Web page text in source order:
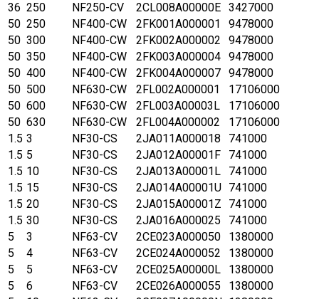
36 250 NF250-CV 2CL008A00000E 3427000
50 250 NF400-CW 2FK001A000001
9478000
50 300 NF400-CW 2FK002A000002
9478000
50 350 NF400-CW 2FK003A000004 9478000
50 400 NF400-CW 2FK004A000007 9478000
50 500 NF630-CW 2FL002A000001
17106000
50 600 NF630-CW 2FL003A00003L
17106000
50 630 NF630-CW 2FL004A000002
17106000
1.5 3 NF30-CS 2JA011A000018
741000
1.5 5 NF30-CS 2JA012A00001F
741000
1.5 10 NF30-CS 2JA013A00001L
741000
1.5 15 NF30-CS 2JA014A00001U 741000
1.5 20 NF30-CS 2JA015A00001Z
741000
1.5 30 NF30-CS 2JA016A000025
741000
5
3 NF63-CV 2CE023A000050
1380000
5
4 NF63-CV 2CE024A000052
1380000
5
5 NF63-CV 2CE025A00000L
1380000
5
6 NF63-CV 2CE026A000055
1380000